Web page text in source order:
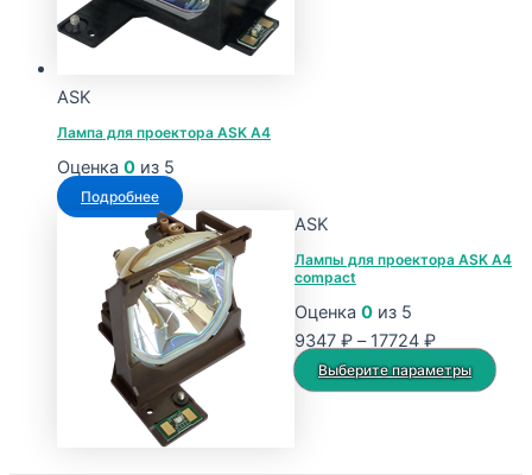
ASK
Лампа для проектора ASK A4
Оценка 0 из 5
Подробнее
ASK
Лампы для проектора ASK A4
compact
Оценка 0 из 5
9347 ₽ – 17724 ₽Диапазон
цен:
9347 ₽
Выберите параметры